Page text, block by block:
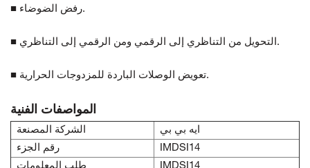
■ رفض الضوضاء.
■ التحويل من التناظري إلى الرقمي ومن الرقمي إلى التناظري.
■ تعويض الوصلات الباردة للمزدوجات الحرارية.
المواصفات الفنية
الشركة المصنعة
ايه بي بي
رقم الجزء
IMDSI14
طلب المعلومات
IMDSI14